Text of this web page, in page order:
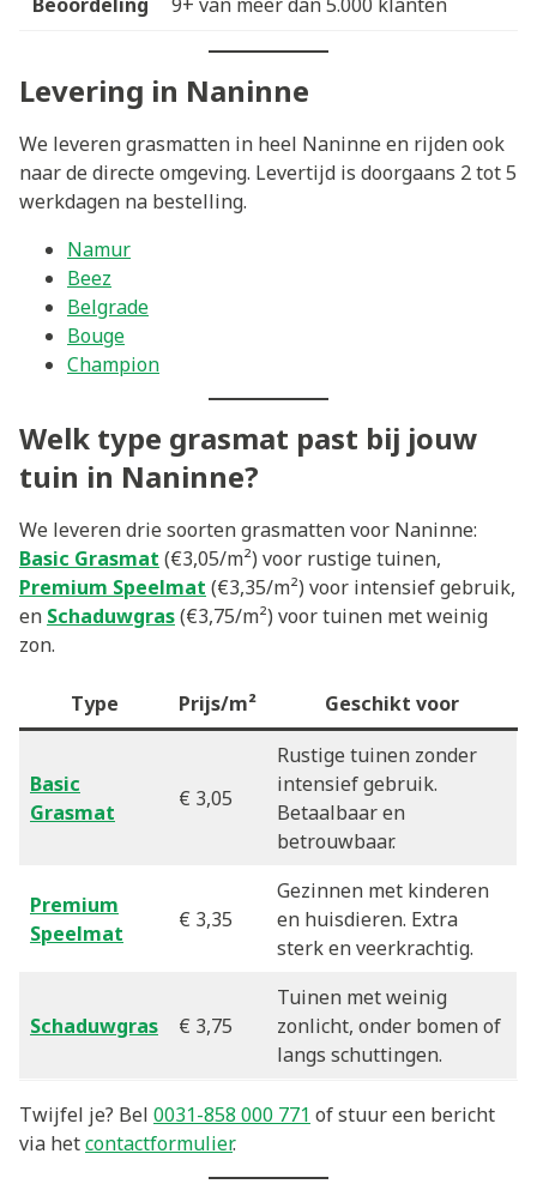
Levering in Naninne
We leveren grasmatten in heel Naninne en rijden ook
naar de directe omgeving. Levertijd is doorgaans 2 tot 5
werkdagen na bestelling.
Namur
Beez
Belgrade
Bouge
Champion
Welk type grasmat past bij jouw
tuin in Naninne?
We leveren drie soorten grasmatten voor Naninne:
Basic Grasmat (€3,05/m²) voor rustige tuinen,
Premium Speelmat (€3,35/m²) voor intensief gebruik,
en Schaduwgras(€3,75/m²) voor tuinen met weinig
zon.
Type Prijs/m² Geschikt voor
Basic
Grasmat
€ 3,05
Rustige tuinen zonder
intensief gebruik.
Betaalbaar en
betrouwbaar.
Premium
Speelmat
€ 3,35
Gezinnen met kinderen
en huisdieren. Extra
sterk en veerkrachtig.
Schaduwgras € 3,75
Tuinen met weinig
zonlicht, onder bomen of
langs schuttingen.
Twijfel je? Bel 0031-858 000 771 of stuur een bericht
via hetcontactformulier.